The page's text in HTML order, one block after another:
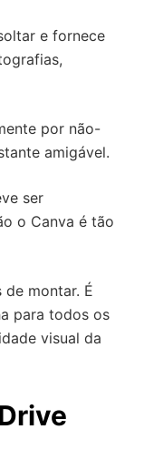
e fornece
por não-
amigável.
ser
o Canva é tão
montar. É
para todos os
visual da